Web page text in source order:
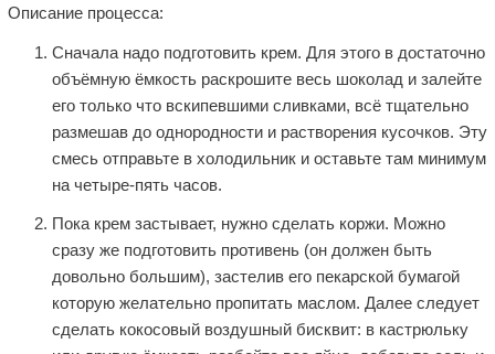
Описание процесса:
Сначала надо подготовить крем. Для этого в достаточно
объёмную ёмкость раскрошите весь шоколад и залейте
его только что вскипевшими сливками, всё тщательно
размешав до однородности и растворения кусочков. Эту
смесь отправьте в холодильник и оставьте там минимум
на четыре-пять часов.
Пока крем застывает, нужно сделать коржи. Можно
сразу же подготовить противень (он должен быть
довольно большим), застелив его пекарской бумагой
которую желательно пропитать маслом. Далее следует
сделать кокосовый воздушный бисквит: в кастрюльку